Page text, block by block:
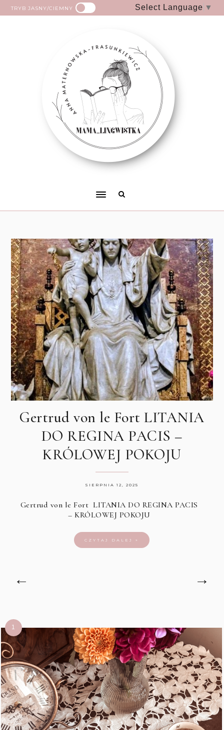
TRYB JASNY/CIEMNY Select Language ▼
Gertrud von le Fort LITANIA
DO REGINA PACIS –
KRÓLOWEJ POKOJU
SIERPNIA 12, 2025
Gertrud von le Fort LITANIA DO REGINA PACIS
– KRÓLOWEJ POKOJU
CZYTAJ DALEJ »
← →